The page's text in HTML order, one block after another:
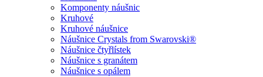
Komponenty náušnic
Kruhové
Kruhové náušnice
Náušnice Crystals from Swarovski®
Náušnice čtyřlístek
Náušnice s granátem
Náušnice s opálem